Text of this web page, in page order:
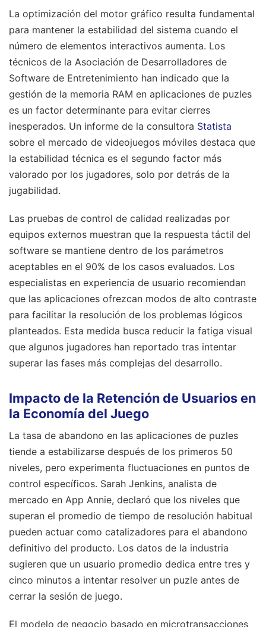
La optimización del motor gráfico resulta fundamental
para mantener la estabilidad del sistema cuando el
número de elementos interactivos aumenta. Los
técnicos de la Asociación de Desarrolladores de
Software de Entretenimiento han indicado que la
gestión de la memoria RAM en aplicaciones de puzles
es un factor determinante para evitar cierres
inesperados. Un informe de la consultora Statista
sobre el mercado de videojuegos móviles destaca que
la estabilidad técnica es el segundo factor más
valorado por los jugadores, solo por detrás de la
jugabilidad.
Las pruebas de control de calidad realizadas por
equipos externos muestran que la respuesta táctil del
software se mantiene dentro de los parámetros
aceptables en el 90% de los casos evaluados. Los
especialistas en experiencia de usuario recomiendan
que las aplicaciones ofrezcan modos de alto contraste
para facilitar la resolución de los problemas lógicos
planteados. Esta medida busca reducir la fatiga visual
que algunos jugadores han reportado tras intentar
superar las fases más complejas del desarrollo.
Impacto de la Retención de Usuarios en
la Economía del Juego
La tasa de abandono en las aplicaciones de puzles
tiende a estabilizarse después de los primeros 50
niveles, pero experimenta fluctuaciones en puntos de
control específicos. Sarah Jenkins, analista de
mercado en App Annie, declaró que los niveles que
superan el promedio de tiempo de resolución habitual
pueden actuar como catalizadores para el abandono
definitivo del producto. Los datos de la industria
sugieren que un usuario promedio dedica entre tres y
cinco minutos a intentar resolver un puzle antes de
cerrar la sesión de juego.
El modelo de negocio basado en microtransacciones